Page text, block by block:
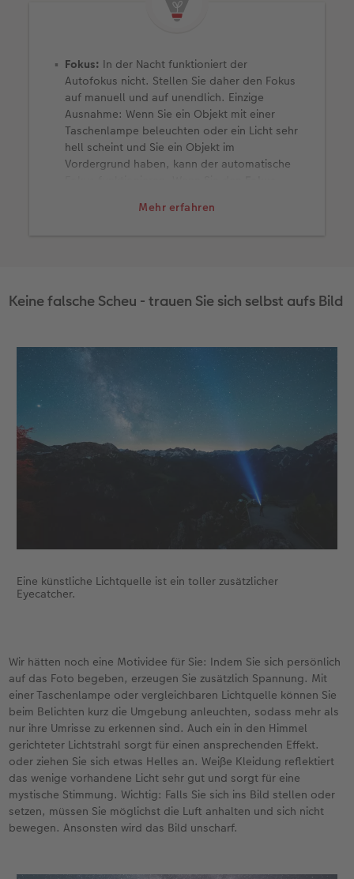
Mehr erfahren
Fokus: In der Nacht funktioniert der
Autofokus nicht. Stellen Sie daher den Fokus
auf manuell und auf unendlich. Einzige
Ausnahme: Wenn Sie ein Objekt mit einer
Taschenlampe beleuchten oder ein Licht sehr
hell scheint und Sie ein Objekt im
Vordergrund haben, kann der automatische
Autofokus aus. So stellen Sie sicher, dass die
Keine falsche Scheu - trauen Sie sich selbst aufs Bild
Eine künstliche Lichtquelle ist ein toller zusätzlicher
Eyecatcher.
Wir hätten noch eine Motividee für Sie: Indem Sie sich persönlich
auf das Foto begeben, erzeugen Sie zusätzlich Spannung. Mit
einer Taschenlampe oder vergleichbaren Lichtquelle können Sie
beim Belichten kurz die Umgebung anleuchten, sodass mehr als
nur ihre Umrisse zu erkennen sind. Auch ein in den Himmel
gerichteter Lichtstrahl sorgt für einen ansprechenden Effekt.
oder ziehen Sie sich etwas Helles an. Weiße Kleidung reflektiert
das wenige vorhandene Licht sehr gut und sorgt für eine
mystische Stimmung. Wichtig: Falls Sie sich ins Bild stellen oder
setzen, müssen Sie möglichst die Luft anhalten und sich nicht
bewegen. Ansonsten wird das Bild unscharf.